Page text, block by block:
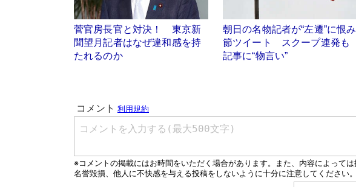
菅官房長官と対決！ 東京新
聞望月記者はなぜ違和感を持
たれるのか
朝日の名物記者が“左遷”に恨み
節ツイート スクープ連発も
記事に“物言い”